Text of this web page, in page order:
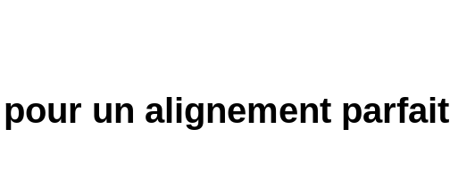
un alignement parfait